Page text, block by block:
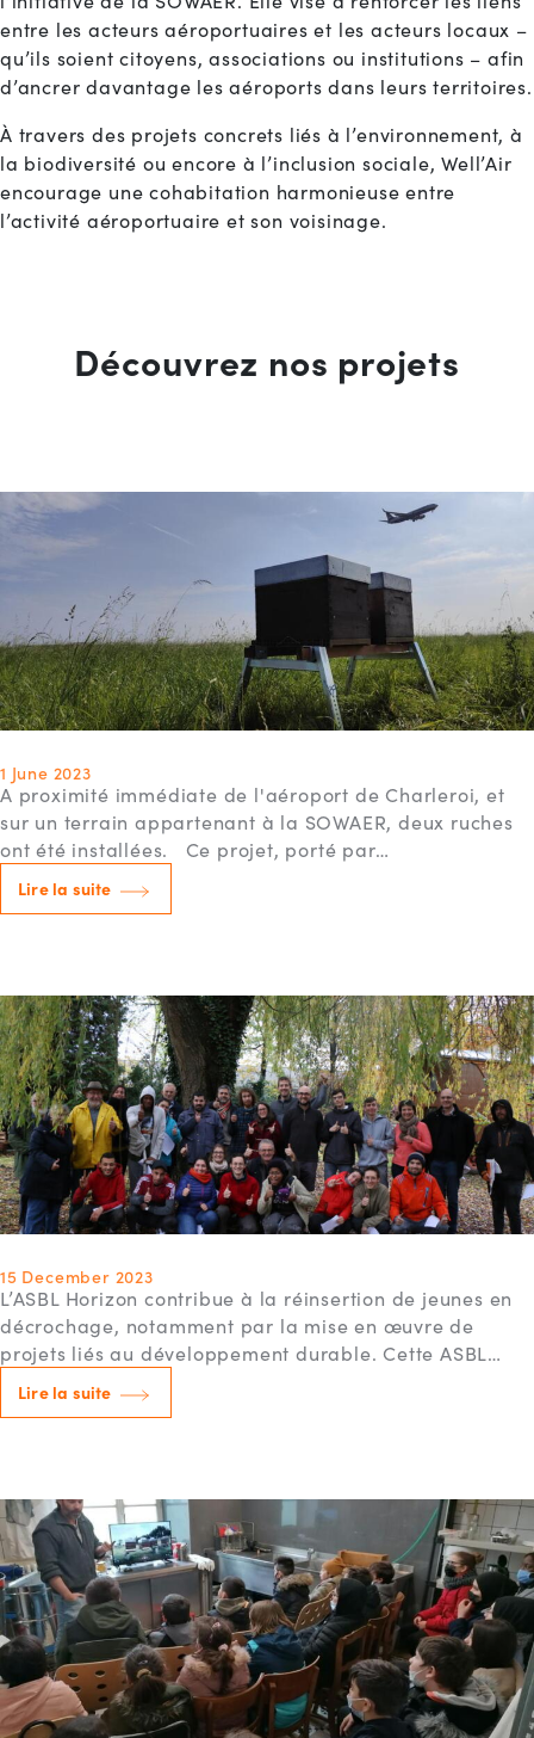
entre les acteurs aéroportuaires et les acteurs locaux –
qu’ils soient citoyens, associations ou institutions – afin
d’ancrer davantage les aéroports dans leurs territoires.
À travers des projets concrets liés à l’environnement, à
la biodiversité ou encore à l’inclusion sociale, Well’Air
encourage une cohabitation harmonieuse entre
l’activité aéroportuaire et son voisinage.
Découvrez nos projets
1 June 2023
A proximité immédiate de l'aéroport de Charleroi, et
sur un terrain appartenant à la SOWAER, deux ruches
ont été installées. Ce projet, porté par…
Lire la suite
15 December 2023
L’ASBL Horizon contribue à la réinsertion de jeunes en
décrochage, notamment par la mise en œuvre de
projets liés au développement durable. Cette ASBL…
Lire la suite